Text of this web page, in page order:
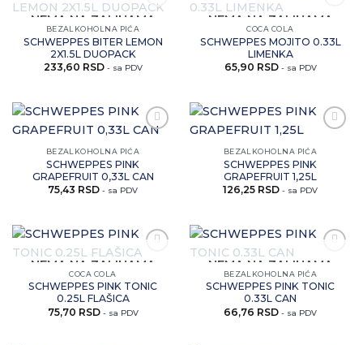
Zaprati
artikal
NEMA NA ZALIHAMA
BEZALKOHOLNA PIĆA
SCHWEPPES BITER LEMON
2X1.5L DUOPACK
233,60 RSD - sa PDV
Zaprati
artikal
NEMA NA ZALIHAMA
COCA COLA
SCHWEPPES MOJITO 0.33L
LIMENKA
65,90 RSD - sa PDV
artikal
BEZALKOHOLNA PIĆA
SCHWEPPES PINK
GRAPEFRUIT 0,33L CAN
75,43 RSD - sa PDV
artikal
BEZALKOHOLNA PIĆA
SCHWEPPES PINK
GRAPEFRUIT 1,25L
126,25 RSD - sa PDV
Zaprati
artikal
NEMA NA ZALIHAMA
COCA COLA
SCHWEPPES PINK TONIC
0.25L FLAŠICA
75,70 RSD - sa PDV
Zaprati
artikal
NEMA NA ZALIHAMA
BEZALKOHOLNA PIĆA
SCHWEPPES PINK TONIC
0.33L CAN
66,76 RSD - sa PDV